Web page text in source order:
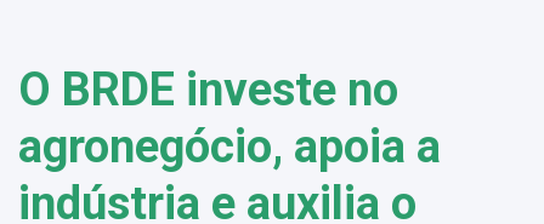
O BRDE investe no
agronegócio, apoia a
indústria e auxilia o